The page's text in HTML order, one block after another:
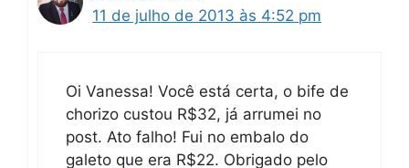
11 de julho de 2013 às 4:52 pm
Oi Vanessa! Você está certa, o bife de
chorizo custou R$32, já arrumei no
post. Ato falho! Fui no embalo do
galeto que era R$22. Obrigado pelo